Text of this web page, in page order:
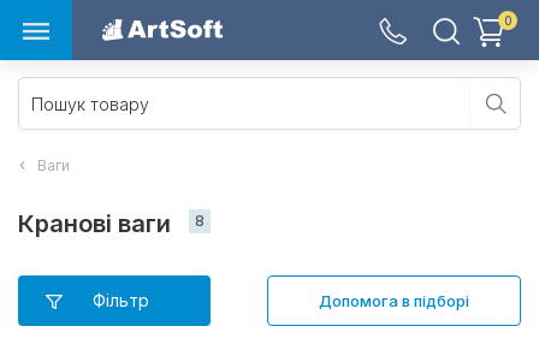
0
Ваги
Кранові ваги 8
Допомога в підборі
Фільтр